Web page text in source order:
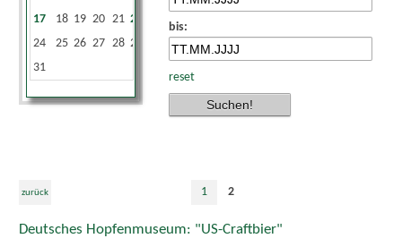
17
18 19 20 21 22
24
25 26 27 28 29
31
bis:
reset
zurück 1 2
Deutsches Hopfenmuseum: "US-Craftbier"